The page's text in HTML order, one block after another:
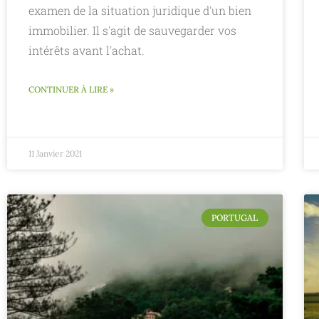
examen de la situation juridique d'un bien
immobilier. Il s'agit de sauvegarder vos
intérêts avant l'achat.
CONTINUER À LIRE »
11 Janvier 2021
PORTUGAL